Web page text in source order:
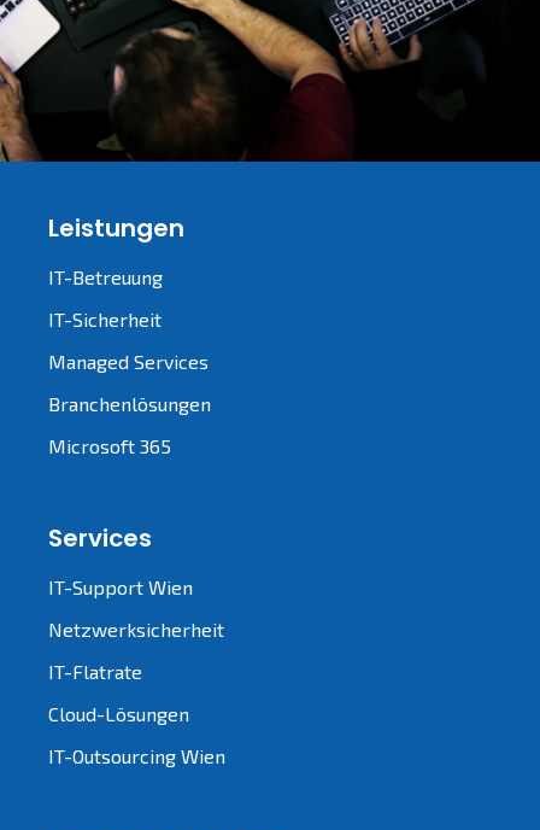
Leistungen
IT-Betreuung
IT-Sicherheit
Managed Services
Branchenlösungen
Microsoft 365
Services
IT-Support Wien
Netzwerksicherheit
IT-Flatrate
Cloud-Lösungen
IT-Outsourcing Wien